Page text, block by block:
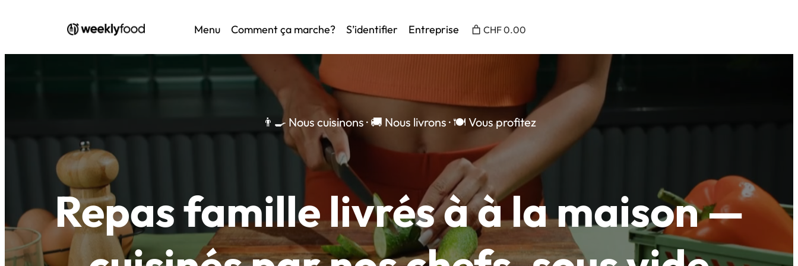
Menu Comment ça marche? S’identifier Entreprise CHF 0.00
👨‍🍳 Nous cuisinons · 🚚 Nous livrons · 🍽️ Vous profitez
Repas famille livrés à à la maison —